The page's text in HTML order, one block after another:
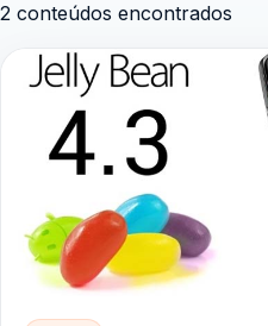
2 conteúdos encontrados